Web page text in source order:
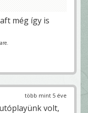
még így is
több mint 5 éve
volt,